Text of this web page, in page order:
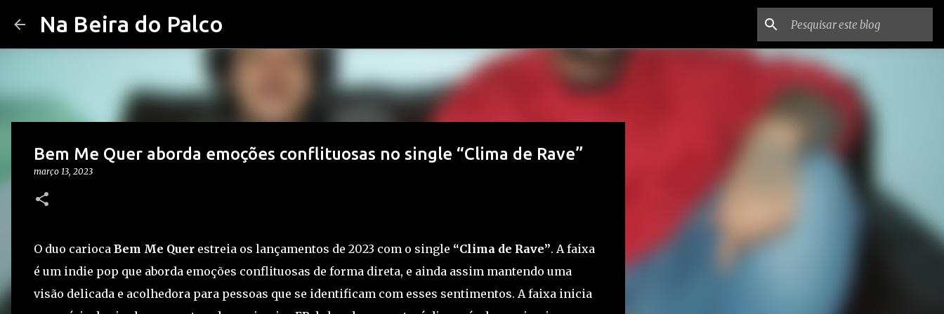
Na Beira do Palco
Bem Me Quer aborda emoções conflituosas no single “Clima de Rave”
março 13, 2023
O duo carioca Bem Me Quer estreia os lançamentos de 2023 com o single “Clima de Rave”. A faixa
é um indie pop que aborda emoções conflituosas de forma direta, e ainda assim mantendo uma
visão delicada e acolhedora para pessoas que se identificam com esses sentimentos. A faixa inicia